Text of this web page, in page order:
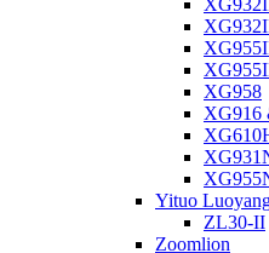
XG932II
XG958
XG916
Yituo
ZL30-II
Zoomlion